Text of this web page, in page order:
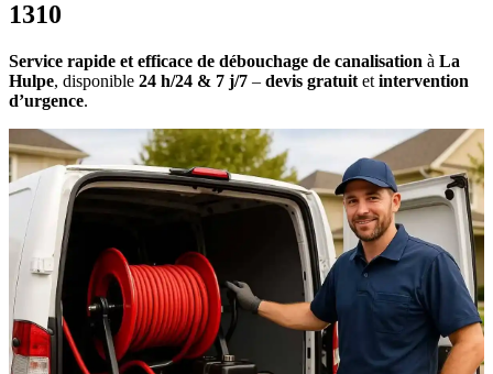
1310
Service rapide et efficace de débouchage de canalisation à La
Hulpe, disponible 24 h/24 & 7 j/7 – devis gratuit et intervention
d’urgence.